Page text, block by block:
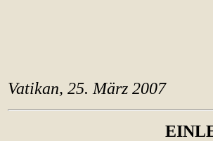
Vatikan, 25. März 2007